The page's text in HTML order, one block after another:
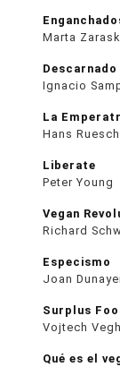
Marta
Descarnado
Ignacio
La
Hans Ruesch
Liberate
Peter Young
Vegan
Richard
Especismo
Joan
Surplus
Vojtech Vegh
Qué es el